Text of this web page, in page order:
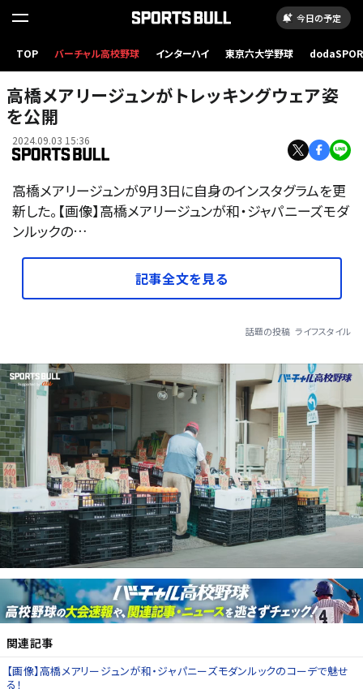
今日の予定
TOP バーチャル高校野球 インターハイ 東京六大学野球
高橋メアリージュンがトレッキングウェア姿
を公開
2024.09.03 15:36
高橋メアリージュンが9月3日に自身のインスタグラムを更
新した。【画像】高橋メアリージュンが和・ジャパニーズモダ
ンルックの…
記事全文を見る
話題の投稿 ライフスタイル
関連記事
【画像】高橋メアリージュンが和・ジャパニーズモダンルックのコーデで魅せ
る！